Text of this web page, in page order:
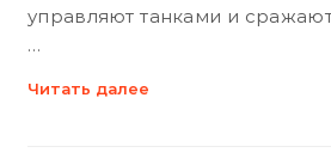
управляют танками и
…
Читать далее